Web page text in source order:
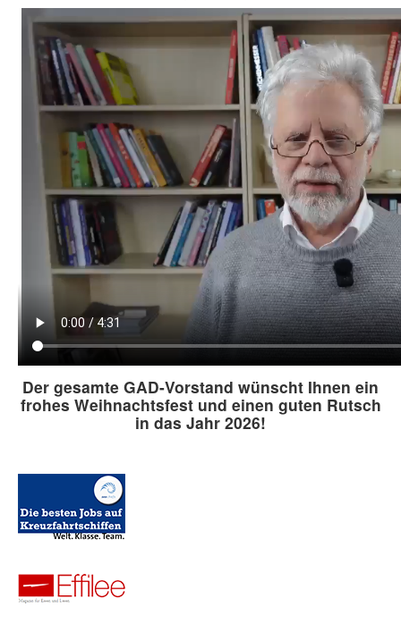
Der gesamte GAD-Vorstand wünscht Ihnen ein
frohes Weihnachtsfest und einen guten Rutsch
in das Jahr 2026!